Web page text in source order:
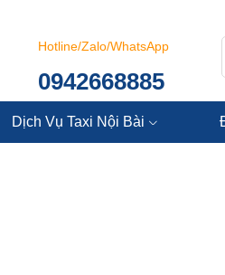
Hotline/Zalo/WhatsApp
0942668885
Dịch Vụ Taxi Nội Bài